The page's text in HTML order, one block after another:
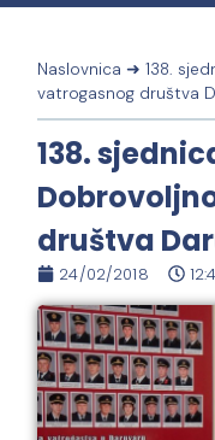
Naslovnica ➜138.
vatrogasnog društva
138.
društva
24/02/2018